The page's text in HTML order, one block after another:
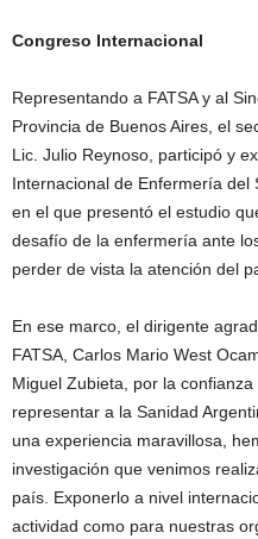
Congreso Internacional
Representando a FATSA y al
Provincia de Buenos Aires, el
Lic. Julio Reynoso, participó y
Internacional de Enfermería del
en el que presentó el estudio
desafío de la enfermería ante
perder de vista la atención del
En ese marco, el dirigente
FATSA, Carlos Mario West
Miguel Zubieta, por la
representar a la Sanidad
una experiencia maravillosa,
investigación que venimos
país. Exponerlo a nivel
actividad como para nuestras